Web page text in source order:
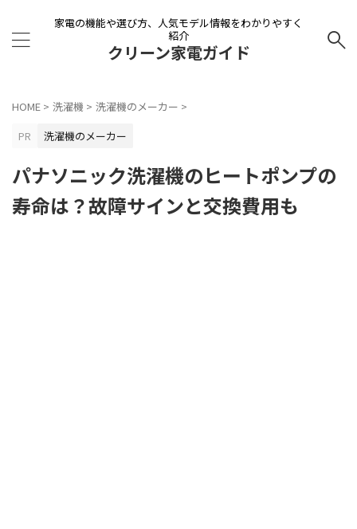
家電の機能や選び方、人気モデル情報をわかりやすく
紹介
クリーン家電ガイド
HOME > 洗濯機 > 洗濯機のメーカー >
PR
洗濯機のメーカー
パナソニック洗濯機のヒートポンプの
寿命は？故障サインと交換費用も